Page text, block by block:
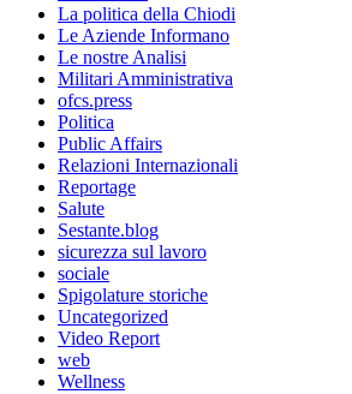
La politica della Chiodi
Le Aziende Informano
Le nostre Analisi
Militari Amministrativa
ofcs.press
Politica
Public Affairs
Relazioni Internazionali
Reportage
Salute
Sestante.blog
sicurezza sul lavoro
sociale
Spigolature storiche
Uncategorized
Video Report
web
Wellness